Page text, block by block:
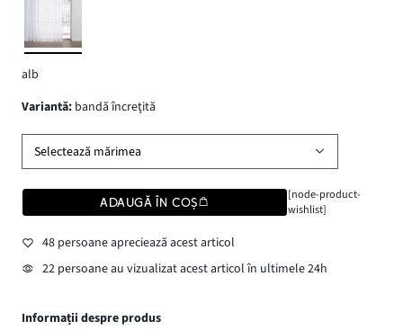
alb
variantă: bandă încreţită
Selectează mărimea
ADAUGĂ ÎN COȘ
[node-product-
wishlist]
48 persoane apreciează acest articol
22 persoane au vizualizat acest articol în ultimele 24h
Informații despre produs